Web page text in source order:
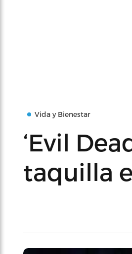
Vida y Bienestar
‘Evil
taquilla